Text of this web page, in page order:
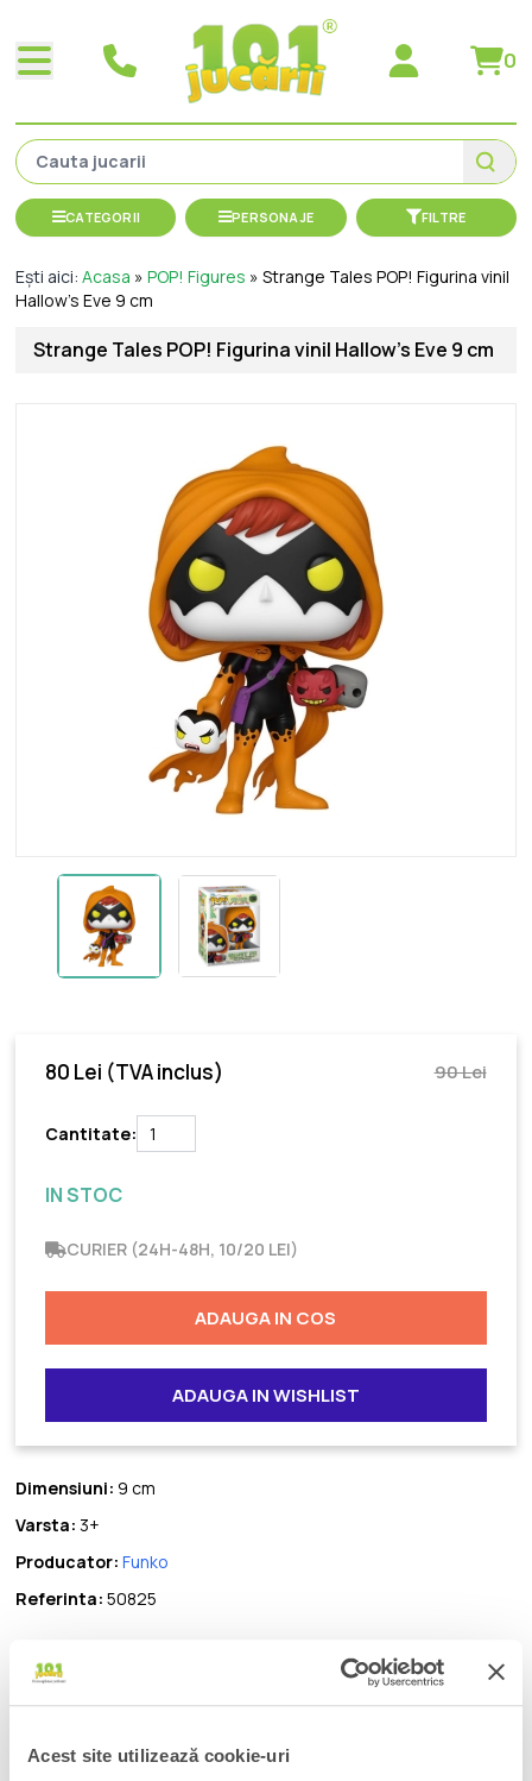
Acest site utilizează cookie-uri
0
CATEGORII PERSONAJE FILTRE
Ești aici:Acasa »POP! Figures »Strange Tales POP! Figurina vinil
Hallow's Eve 9 cm
Strange Tales POP! Figurina vinil Hallow's Eve 9 cm
80 Lei (TVA inclus) 90 Lei
Cantitate:
IN STOC
CURIER (24H-48H, 10/20 LEI)
ADAUGA IN COS
ADAUGA IN WISHLIST
Dimensiuni: 9 cm
Varsta: 3+
Producator: Funko
Referinta: 50825
Fii client VIP la 101jucarii! Afla cum accesand
acestlink.